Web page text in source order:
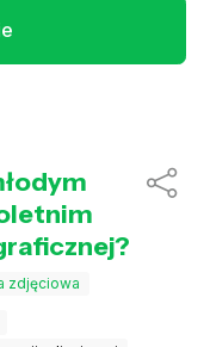
zdjęciowa